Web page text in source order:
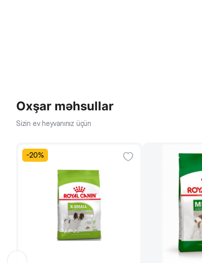
Oxşar məhsullar
Sizin ev heyvanınız üçün
-20%